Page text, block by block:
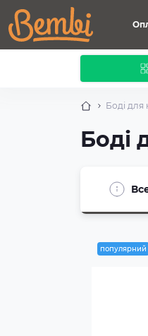
Боді для
Боді
популярний